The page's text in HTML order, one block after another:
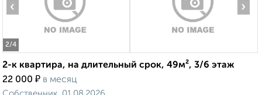
2/4
‹ ›
2-к квартира, на длительный срок, 49м², 3/6 этаж
22 000 ₽ в месяц